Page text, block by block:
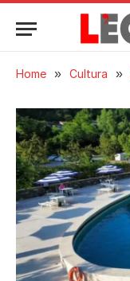
Home » Cultura »